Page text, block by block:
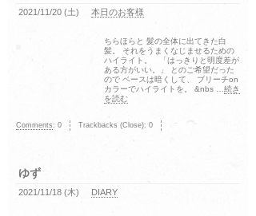
2021/11/20 (土) 本日のお客様
ちらほらと 髪の全体に出てきた白
髪。 それをうまくなじませるための
ハイライト。 「はっきりと明度差が
ある方がいい。」 とのご希望だった
ので ベースは暗くして、 ブリーチon
カラーでハイライトを。 &nbs … 続き
を読む
Comments: 0 Trackbacks (Close): 0
ゆず
2021/11/18 (木) DIARY